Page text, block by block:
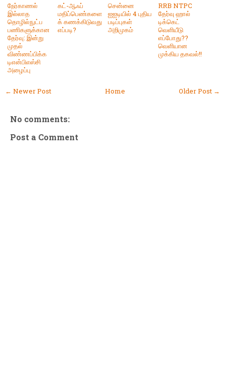
நேர்காணல்
இல்லாத
தொழில்நுட்ப
பணிகளுக்கான
தேர்வு: இன்று
முதல்
விண்ணப்பிக்க
டிஎன்பிஎஸ்சி
அழைப்பு
கட்-ஆஃப்
மதிப்பெண்களை
க் கணக்கிடுவது
எப்படி?
சென்னை
ஐஐடியில் 4 புதிய
படிப்புகள்
அறிமுகம்
RRB NTPC
தேர்வு ஹால்
டிக்கெட்
வெளியீடு
எப்போது??
வெளியான
முக்கிய தகவல்!!
← Newer Post Older Post →
Home
No comments:
Post a Comment